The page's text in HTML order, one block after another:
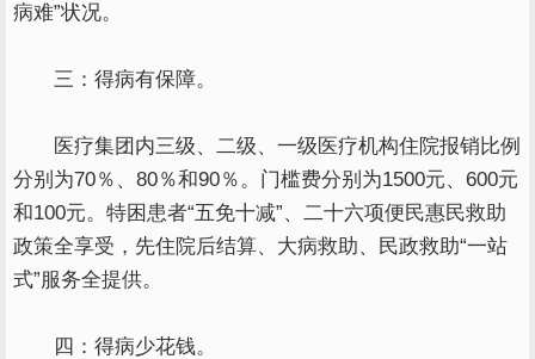
病难”状况。
三：得病有保障。
医疗集团内三级、二级、一级医疗机构住院报销比例
分别为70％、80％和90％。门槛费分别为1500元、600元
和100元。特困患者“五免十减”、二十六项便民惠民救助
政策全享受，先住院后结算、大病救助、民政救助“一站
式”服务全提供。
四：得病少花钱。